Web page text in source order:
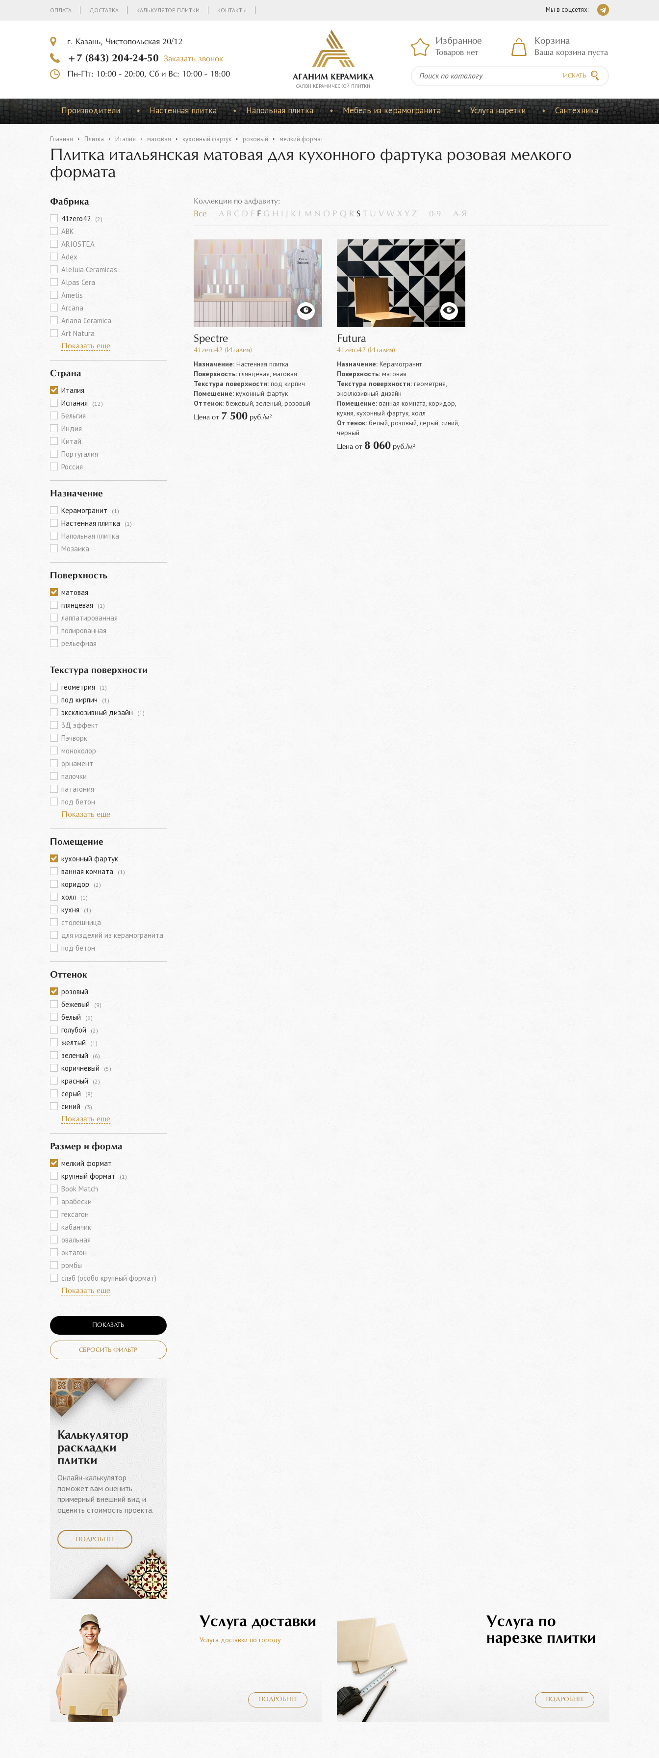
ОПЛАТА ДОСТАВКА КАЛЬКУЛЯТОР ПЛИТКИ КОНТАКТЫ Мы в соцсетях:
г. Казань, Чистопольская 20/12
+7 (843) 204-24-50
Заказать звонок
Пн-Пт: 10:00 - 20:00, Сб и Вс: 10:00 - 18:00
АГАНИМ КЕРАМИКА
CАЛОН КЕРАМИЧЕСКОЙ ПЛИТКИ
Избранное
Товаров нет
Корзина
Ваша корзина пуста
ИСКАТЬ
Производители Настенная плитка Напольная плитка Мебель из керамогранита Услуга нарезки Сантехника
Главная Плитка Италия матовая кухонный фартук розовый мелкий формат
Плитка итальянская матовая для кухонного фартука розовая мелкого
формата
Фабрика
41zero42 (2)
ABK
ARIOSTEA
Adex
Aleluia Ceramicas
Alpas Cera
Ametis
Arcana
Ariana Ceramica
Art Natura
Показать еще
Страна
Италия
Испания
(12)
Бельгия
Индия
Китай
Португалия
Россия
Назначение
Керамогранит (1)
Настенная плитка (1)
Напольная плитка
Мозаика
Поверхность
матовая
глянцевая
(1)
лаппатированная
полированная
рельефная
Текстура поверхности
геометрия (1)
под кирпич (1)
эксклюзивный дизайн (1)
3Д эффект
Пэчворк
моноколор
орнамент
палочки
патагония
под бетон
Показать еще
Помещение
кухонный фартук
ванная комната
(1)
коридор (2)
холл (1)
кухня (1)
столешница
для изделий из керамогранита
под бетон
Оттенок
розовый
бежевый
(9)
белый (9)
голубой (2)
желтый (1)
зеленый (6)
коричневый (5)
красный (2)
серый (8)
синий
(3)
Показать еще
Размер и форма
мелкий формат
крупный формат
(1)
Book Match
арабески
гексагон
кабанчик
овальная
октагон
ромбы
слэб (особо крупный формат)
Показать еще
ПОКАЗАТЬ
СБРОСИТЬ ФИЛЬТР
Калькулятор
раскладки
плитки
Онлайн-калькулятор
поможет вам оценить
примерный внешний вид и
оценить стоимость проекта.
ПОДРОБНЕЕ
Коллекции по алфавиту:
Все A B C D E F G H K L M N O P Q R S U V W X Y Z 0-9 А-Я
Spectre
41zero42 (Италия)
Назначение:Настенная плитка
Поверхность:глянцевая, матовая
Текстура поверхности:под кирпич
Помещение:кухонный фартук
Оттенок:бежевый, зеленый, розовый
Цена от 7 500руб./м²
Futura
41zero42 (Италия)
Назначение:Керамогранит
Поверхность:матовая
Текстура поверхности:геометрия,
эксклюзивный дизайн
Помещение:ванная комната, коридор,
кухня, кухонный фартук, холл
Оттенок:белый, розовый, серый, синий,
черный
Цена от 8 060руб./м²
Услуга доставки
Услуга доставки по городу
ПОДРОБНЕЕ
Услуга по
нарезке плитки
ПОДРОБНЕЕ